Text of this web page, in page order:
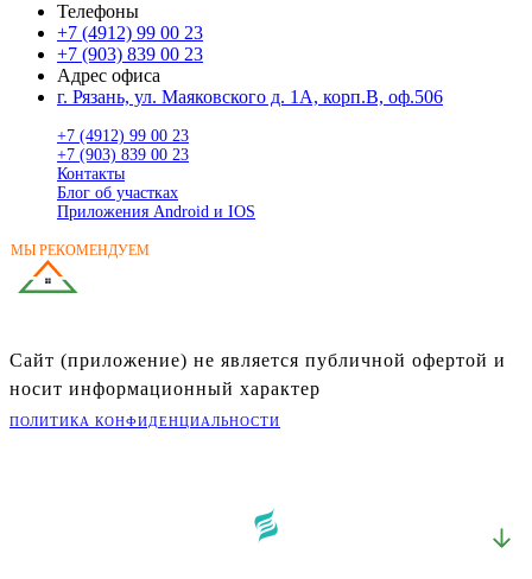
Телефоны
+7 (4912) 99 00 23
+7 (903) 839 00 23
Адрес офиса
г. Рязань, ул. Маяковского д. 1А, корп.В, оф.506
+7 (4912) 99 00 23
+7 (903) 839 00 23
Контакты
Блог об участках
Приложения Android и IOS
МЫ РЕКОМЕНДУЕМ
Сайт (приложение) не является публичной офертой и
носит информационный характер
ПОЛИТИКА КОНФИДЕНЦИАЛЬНОСТИ